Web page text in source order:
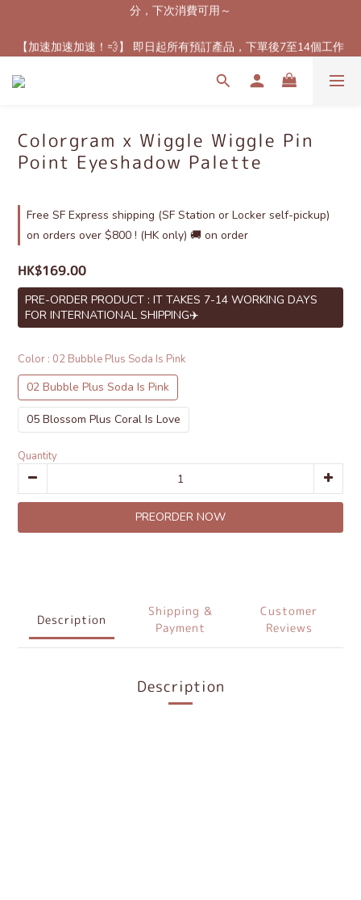
【最新免郵優惠！🚚】滿$800（折扣後總額）包順豐站或櫃自取
郵費！（只限香港地區）
天內到港！✈️（除了個別官方特定發貨時間產品）
Colorgram x Wiggle Wiggle Pin
Point Eyeshadow Palette
Free SF Express shipping (SF Station or Locker self-pickup)
on orders over $800 ! (HK only) 🚚 on order
HK$169.00
PRE-ORDER PRODUCT : IT TAKES 7-14 WORKING DAYS
FOR INTERNATIONAL SHIPPING✈️
Color : 02 Bubble Plus Soda Is Pink
02 Bubble Plus Soda Is Pink
05 Blossom Plus Coral Is Love
Quantity
PREORDER NOW
Description
Shipping &
Payment
Customer
Reviews
Description